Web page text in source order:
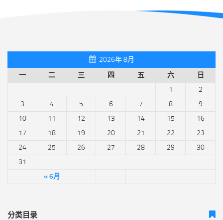
2026年 8月
一
二 三 四 五 六 日
« 6月
1
2
3
4 5 6 7 8
9
10
11 12 13 14 15
16
17
18 19 20 21 22
23
24
25 26 27 28 29
30
31
分类目录